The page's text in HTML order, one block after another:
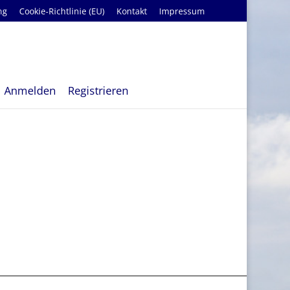
Cookie-Richtlinie (EU) Kontakt Impressum
Anmelden Registrieren